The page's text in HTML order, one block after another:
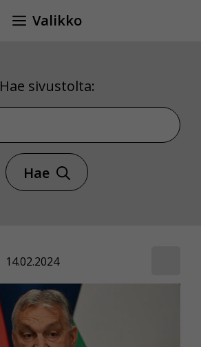
Valikko
Hae sivustolta:
Hae sivustolta
Hae
14.02.2024